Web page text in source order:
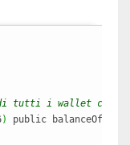
i wallet che
) public balanceOf